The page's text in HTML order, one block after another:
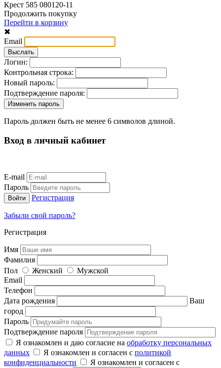
Крест 585 080120-11
Продолжить покупку
Перейти в корзину
✖
Email
Логин:
Контрольная строка:
Новый пароль:
Подтверждение пароля:
Пароль должен быть не менее 6 символов длиной.
Вход в личный кабинет
E-mail
Пароль
Регистрация
Забыли свой пароль?
Регистрация
Имя
Фамилия
Пол
Женский
Мужской
Email
Телефон
Дата рождения
Ваш
город
Пароль
Подтверждение пароля
Я ознакомлен и даю согласие на обработку персональных
данных
Я ознакомлен и согласен с политикой
конфиденциальности
Я ознакомлен и согласен с